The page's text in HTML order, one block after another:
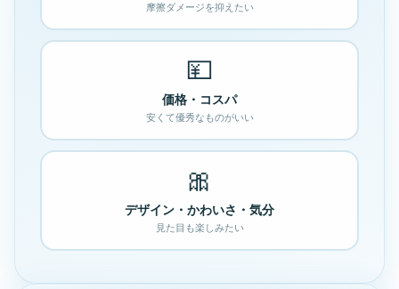
摩擦ダメージを抑えたい
💴
価格・コスパ
安くて優秀なものがいい
🎀
デザイン・かわいさ・気分
見た目も楽しみたい